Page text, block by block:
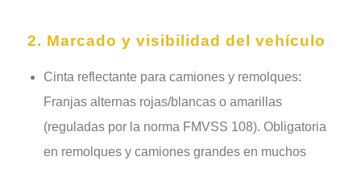
2. Marcado y visibilidad del vehículo
Cinta reflectante para camiones y remolques:
Franjas alternas rojas/blancas o amarillas
(reguladas por la norma FMVSS 108). Obligatoria
en remolques y camiones grandes en muchos